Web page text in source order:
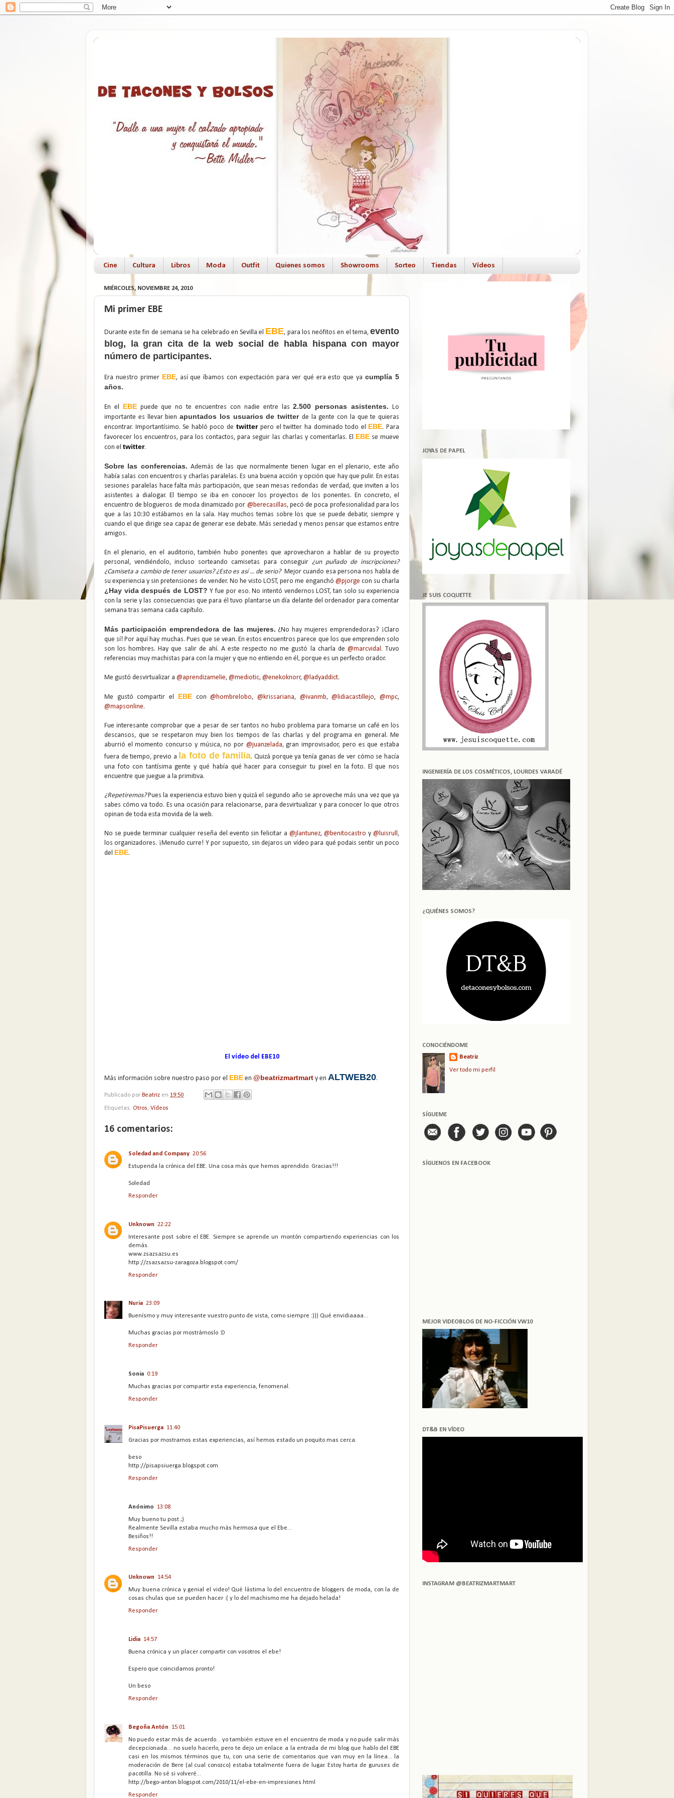
Cine Cultura Libros Moda Outfit Quienes somos Showrooms Sorteo Tiendas Vídeos
MIÉRCOLES, NOVIEMBRE 24, 2010
Mi primer EBE
Durante este fin de semana se ha celebrado en Sevilla el EBE, para los neófitos en el tema,evento
blog, la gran cita de la web social de habla hispana con mayor
número de participantes.
Era nuestro primer EBE, así que íbamos con expectación para ver qué era esto que yacumplía 5
años.
En el EBEpuede que no te encuentres con nadie entre las2.500 personas asistentes. Lo
importante es llevar bien apuntados los usuarios de twitter de la gente con la que te quieras
encontrar. Importantísimo. Se habló poco de twitter pero el twitter ha dominado todo el EBE. Para
favorecer los encuentros, para los contactos, para seguir las charlas y comentarlas. El EBEse mueve
con el twitter.
Sobre las conferencias. Además de las que normalmente tienen lugar en el plenario, este año
había salas con encuentros y charlas paralelas. Es una buena acción y opción que hay que pulir. En estas
sesiones paralelas hace falta más participación, que sean mesas redondas de verdad, que inviten a los
asistentes a dialogar. El tiempo se iba en conocer los proyectos de los ponentes. En concreto, el
encuentro de blogueros de moda dinamizado por @berecasillas, pecó de poca profesionalidad para los
que a las 10:30 estábamos en la sala. Hay muchos temas sobre los que se puede debatir, siempre y
cuando el que dirige sea capaz de generar ese debate. Más seriedad y menos pensar que estamos entre
amigos.
En el plenario, en el auditorio, también hubo ponentes que aprovecharon a hablar de su proyecto
personal, vendiéndolo, incluso sorteando camisetas para conseguir¿un puñado de inscripciones?
¿Camiseta a cambio de tener usuarios? ¿Esto es así ... de serio?Mejor cuando esa persona nos habla de
su experiencia y sin pretensiones de vender. No he visto LOST, pero me enganchó @pjorge con su charla
¿Hay vida después de LOST?Y fue por eso. No intentó vendernos LOST, tan solo su experiencia
con la serie y las consecuencias que para él tuvo plantarse un día delante del ordenador para comentar
semana tras semana cada capítulo.
Más participación emprendedora de las mujeres. ¿No hay mujeres emprendedoras? ¡Claro
que sí! Por aquí hay muchas. Pues que se vean. En estos encuentros parece que los que emprenden solo
son los hombres. Hay que salir de ahí. A este respecto no me gustó la charla de @marcvidal . Tuvo
referencias muy machistas para con la mujer y que no entiendo en él, porque es un perfecto orador.
Me gustó desvirtualizar a @aprendizamelie, @mediotic, @enekoknorr, @ladyaddict.
Me gustó compartir el EBEcon@hombrelobo, @krissariana, @ivanmb,@lidiacastillejo,@mpc,
@mapsonline.
Fue interesante comprobar que a pesar de ser tantos no hubo problema para tomarse un café en los
descansos, que se respetaron muy bien los tiempos de las charlas y del programa en general. Me
aburrió el momento concurso y música, no por @juanzelada, gran improvisador, pero es que estaba
fuera de tiempo, previo a la foto de familia. Quizá porque ya tenía ganas de ver cómo se hacía
una foto con tantísima gente y qué había qué hacer para conseguir tu pixel en la foto. El que nos
encuentre que juegue a la primitiva.
¿Repetiremos?Pues la experiencia estuvo bien y quizá el segundo año se aproveche más una vez que ya
sabes cómo va todo. Es una ocasión para relacionarse, para desvirtualizar y para conocer lo que otros
opinan de toda esta movida de la web.
No se puede terminar cualquier reseña del evento sin felicitar a@jlantunez,@benitocastro y@luisrull ,
los organizadores. ¡Menudo curre! Y por supuesto, sin dejaros un vídeo para qué podais sentir un poco
del EBE.
El vídeo del EBE10
Más información sobre nuestro paso por el EBE en @beatrizmartmart y en ALTWEB20.
Publicado por Beatriz en 19:50
Etiquetas: Otros, Vídeos
16 comentarios:
Soledad and Company 20:56
Estupenda la crónica del EBE. Una cosa más que hemos aprendido. Gracias!!!
Soledad
Responder
Unknown 22:22
Interesante post sobre el EBE. Siempre se aprende un montón compartiendo experiencias con los
demás.
www.zsazsazsu.es
http://zsazsazsu-zaragoza.blogspot.com/
Responder
Nuria 23:09
Buenísmo y muy interesante vuestro punto de vista, como siempre :))) Qué envidiaaaa...
Muchas gracias por mostrárnoslo :D
Responder
Sonia 0:19
Muchas gracias por compartir esta experiencia, fenomenal.
Responder
PisaPisuerga 11:40
Gracias por mostrarnos estas experiencias, así hemos estado un poquito mas cerca.
beso
http://pisapsiuerga.blogspot.com
Responder
Anónimo 13:08
Muy bueno tu post ;)
Realmente Sevilla estaba mucho más hermosa que el Ebe...
Besiños!!
Responder
Unknown 14:54
Muy buena crónica y genial el video! Qué lástima lo del encuentro de bloggers de moda, con la de
cosas chulas que se pueden hacer :( y lo del machismo me ha dejado helada!
Responder
Lidia 14:57
Buena crónica y un placer compartir con vosotros el ebe!
Espero que coincidamos pronto!
Un beso
Responder
Begoña Antón 15:01
No puedo estar más de acuerdo... yo también estuve en el encuentro de moda y no pude salir más
decepcionada... no suelo hacerlo, pero te dejo un enlace a la entrada de mi blog que hablo del EBE
casi en los mismos términos que tu, con una serie de comentarios que van muy en la línea... la
moderación de Bere (al cual conozco) estaba totalmente fuera de lugar. Estoy harta de guruses de
pacotilla. No sé si volveré...
http://bego-anton.blogspot.com/2010/11/el-ebe-en-impresiones.html
Responder
JOYAS DE PAPEL
JE SUIS COQUETTE
INGENIERÍA DE LOS COSMÉTICOS, LOURDES VARADÉ
¿QUIÉNES SOMOS?
CONOCIÉNDOME
Beatriz
Ver todo mi perfil
SÍGUEME
SÍGUENOS EN FACEBOOK
MEJOR VIDEOBLOG DE NO-FICCIÓN VW10
DT&B EN VÍDEO
INSTAGRAM @BEATRIZMARTMART